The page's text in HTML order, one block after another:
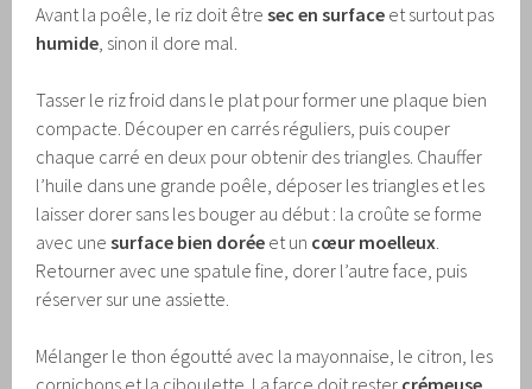
Avant la poêle, le riz doit êtresec en surface et surtout pas
humide, sinon il dore mal.
Tasser le riz froid dans le plat pour former une plaque bien
compacte. Découper en carrés réguliers, puis couper
chaque carré en deux pour obtenir des triangles. Chauffer
l’huile dans une grande poêle, déposer les triangles et les
laisser dorer sans les bouger au début : la croûte se forme
avec unesurface bien dorée et un cœur moelleux.
Retourner avec une spatule fine, dorer l’autre face, puis
réserver sur une assiette.
Mélanger le thon égoutté avec la mayonnaise, le citron, les